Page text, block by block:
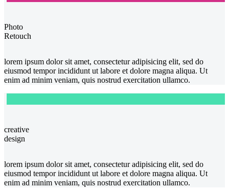
Photo
Retouch
lorem ipsum dolor sit amet, consectetur adipisicing elit, sed do
eiusmod tempor incididunt ut labore et dolore magna aliqua. Ut
enim ad minim veniam, quis nostrud exercitation ullamco.
creative
design
lorem ipsum dolor sit amet, consectetur adipisicing elit, sed do
eiusmod tempor incididunt ut labore et dolore magna aliqua. Ut
enim ad minim veniam, quis nostrud exercitation ullamco.